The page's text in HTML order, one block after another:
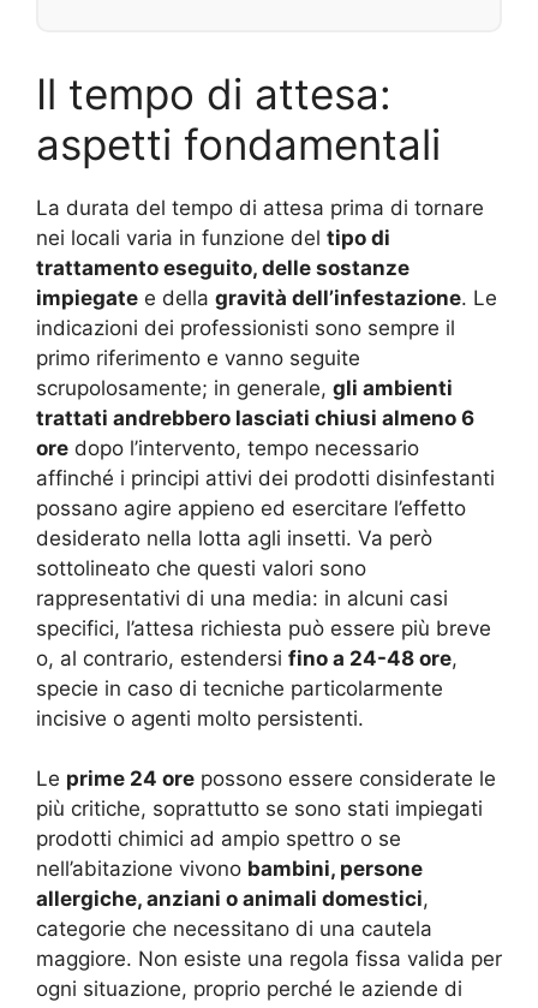
Il tempo di attesa:
aspetti fondamentali
La durata del tempo di attesa prima di tornare
nei locali varia in funzione del tipo di
trattamento eseguito, delle sostanze
impiegate e della gravità dell’infestazione. Le
indicazioni dei professionisti sono sempre il
primo riferimento e vanno seguite
scrupolosamente; in generale, gli ambienti
trattati andrebbero lasciati chiusi almeno 6
ore dopo l’intervento, tempo necessario
affinché i principi attivi dei prodotti disinfestanti
possano agire appieno ed esercitare l’effetto
desiderato nella lotta agli insetti. Va però
sottolineato che questi valori sono
rappresentativi di una media: in alcuni casi
specifici, l’attesa richiesta può essere più breve
o, al contrario, estendersi fino a 24-48 ore,
specie in caso di tecniche particolarmente
incisive o agenti molto persistenti.
Le prime 24 ore possono essere considerate le
più critiche, soprattutto se sono stati impiegati
prodotti chimici ad ampio spettro o se
nell’abitazione vivono bambini, persone
allergiche, anziani o animali domestici,
categorie che necessitano di una cautela
maggiore. Non esiste una regola fissa valida per
ogni situazione, proprio perché le aziende di